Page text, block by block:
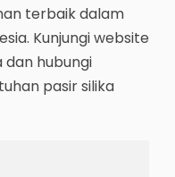
terbaik dalam
Kunjungi website
dan hubungi
pasir silika